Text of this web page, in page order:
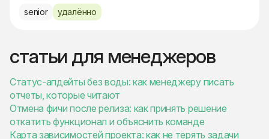
senior удалённо
статьи для менеджеров
Статус-апдейты без воды: как менеджеру писать
отчеты, которые читают
Отмена фичи после релиза: как принять решение
откатить функционал и объяснить команде
Карта зависимостей проекта: как не терять задачи